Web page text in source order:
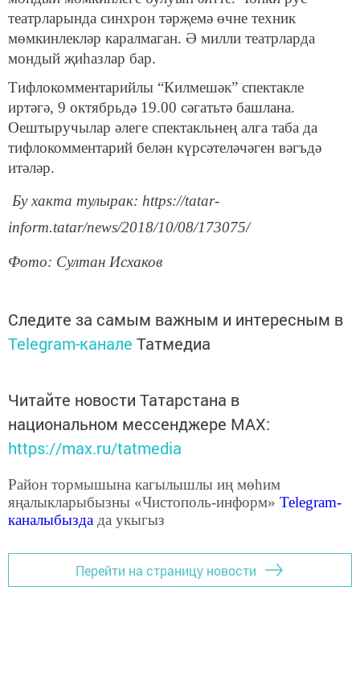
театрларында синхрон тәрҗемә өчне техник
мөмкинлекләр каралмаган. Ә милли театрларда
мондый җиһазлар бар.
Тифлокомментарийлы “Килмешәк” спектакле
иртәгә, 9 октябрьдә 19.00 сәгатьтә башлана.
Оештыручылар әлеге спектакльнең алга таба да
тифлокомментарий белән күрсәтеләчәген вәгъдә
итәләр.
Бу хакта тулырак: https://tatar-
inform.tatar/news/2018/10/08/173075/
Фото: Султан Исхаков
Следите за самым важным и интересным в
Telegram-канале Татмедиа
Читайте новости Татарстана в
национальном мессенджере MАХ:
https://max.ru/tatmedia
Район тормышына кагылышлы иң мөһим
яңалыкларыбызны «Чистополь-информ» Telegram-
каналыбызда да укыгыз
Перейти на страницу новости